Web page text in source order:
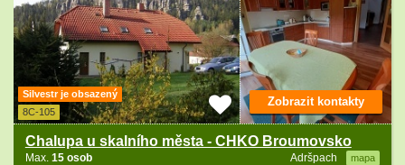
Silvestr je obsazený
8C-105
Chalupa u skalního města - CHKO Broumovsko
Adršpach mapa
Max. 15 osob
Zobrazit kontakty